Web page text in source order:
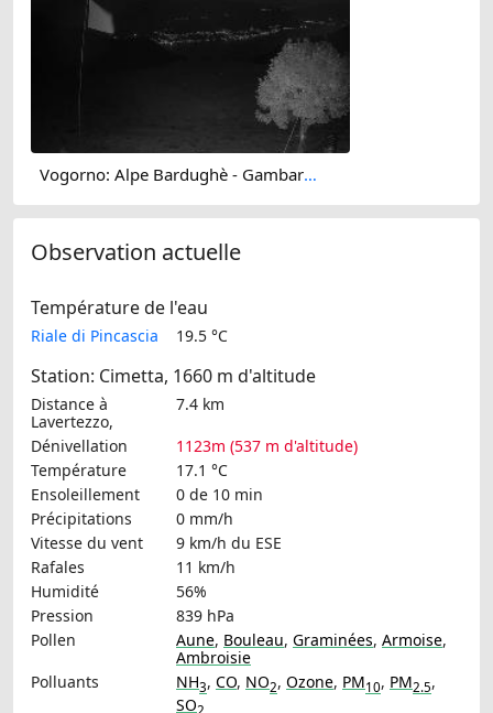
Vogorno: Alpe Bardughè - Gambarogno - Alpe di Neggia - Cannobio - Lake Maggiore
Observation actuelle
Température de l'eau
Riale di Pincascia 19.5 °C
Station: Cimetta, 1660 m d'altitude
Distance à
Lavertezzo,
7.4 km
Dénivellation
1123m (537 m d'altitude)
Température
17.1 °C
Ensoleillement
0 de 10 min
Précipitations
0 mm/h
Vitesse du vent
9 km/h du ESE
Rafales
11 km/h
Humidité
56%
Pression
839 hPa
Pollen
Aune, Bouleau, Graminées, Armoise,
Ambroisie
Polluants
NH3, CO, NO2, Ozone, PM10, PM2.5,
SO2